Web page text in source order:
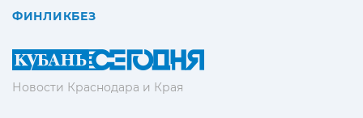
Новости Краснодара и Края
ФИНЛИКБЕЗ